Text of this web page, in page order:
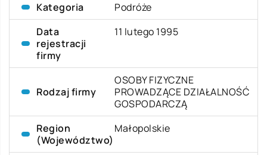
Kategoria
Podróże
Data
rejestracji
firmy
11 lutego 1995
Rodzaj firmy
OSOBY FIZYCZNE
PROWADZĄCE DZIAŁALNOŚĆ
GOSPODARCZĄ
Region
(Województwo)
Małopolskie